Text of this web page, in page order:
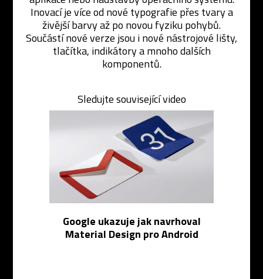
Inovací je více od nové typografie přes tvary a
živější barvy až po novou fyziku pohybů.
Součástí nové verze jsou i nové nástrojové lišty,
tlačítka, indikátory a mnoho dalších
komponentů.
Sledujte související video
Google ukazuje jak navrhoval
Material Design pro Android